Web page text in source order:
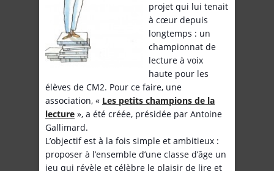
projet qui lui tenait
à cœur depuis
longtemps : un
championnat de
lecture à voix
haute pour les
élèves de CM2. Pour ce faire, une
association, « Les petits champions de la
lecture », a été créée, présidée par Antoine
Gallimard.
L’objectif est à la fois simple et ambitieux :
proposer à l’ensemble d’une classe d’âge un
jeu qui révèle et célèbre le plaisir de lire et